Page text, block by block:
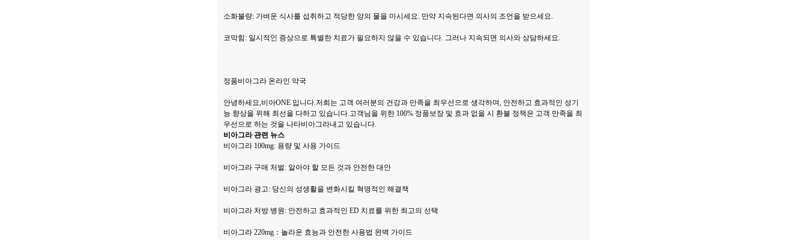
소화불량: 가벼운 식사를 섭취하고 적당한 양의 물을 마시세요. 만약 지속된다면 의사의 조언을 받으세요.
코막힘: 일시적인 증상으로 특별한 치료가 필요하지 않을 수 있습니다. 그러나 지속되면 의사와 상담하세요.
정품비아그라 온라인 약국
안녕하세요,비아ONE 입니다.저희는 고객 여러분의 건강과 만족을 최우선으로 생각하며, 안전하고 효과적인 성기
능 향상을 위해 최선을 다하고 있습니다.고객님을 위한 100% 정품보장 및 효과 없을 시 환불 정책은 고객 만족을 최
우선으로 하는 것을 나타비아그라내고 있습니다.
비아그라 관련 뉴스
비아그라 100mg: 용량 및 사용 가이드
비아그라 구매 처벌: 알아야 할 모든 것과 안전한 대안
비아그라 광고: 당신의 성생활을 변화시킬 혁명적인 해결책
비아그라 처방 병원: 안전하고 효과적인 ED 치료를 위한 최고의 선택
비아그라 220mg：놀라운 효능과 안전한 사용법 완벽 가이드